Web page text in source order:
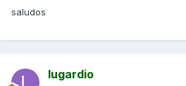
saludos
lugardio